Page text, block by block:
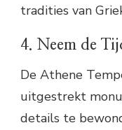
tradities van
4. Neem de
De Athene
uitgestrekt
details te